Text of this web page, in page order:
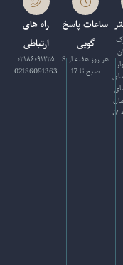
لیدوما، طبقه ۷،
ساعات پاسخ
گویی
هر روز هفته از 8
صبح تا 17
راه های
ارتباطی
۰۲۱۸۶۰۹۱۲۲۵
02186091363